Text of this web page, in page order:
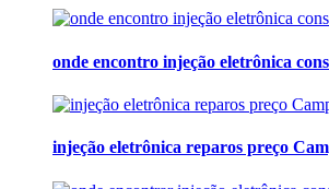
onde encontro injeção eletrônica
injeção eletrônica reparos preço